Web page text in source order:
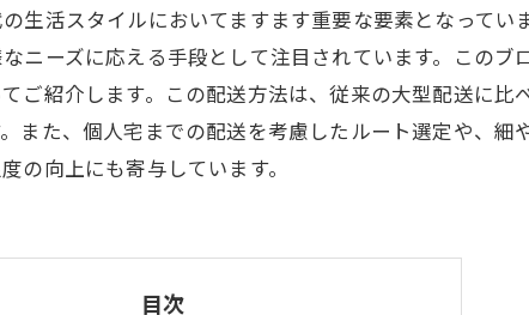
生活スタイルにおいてますます重要な要素となってい
ニーズに応える手段として注目されています。このブ
ご紹介します。この配送方法は、従来の大型配送に比
また、個人宅までの配送を考慮したルート選定や、細
の向上にも寄与しています。
目次